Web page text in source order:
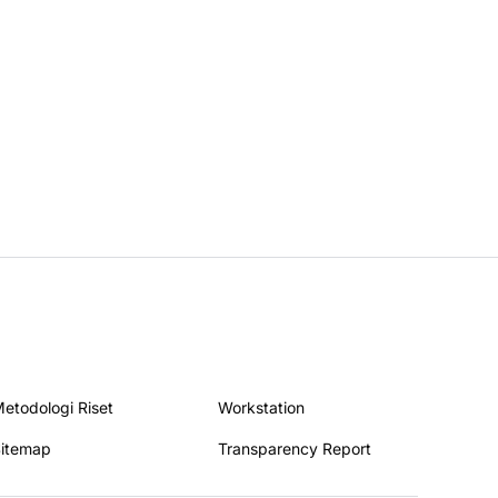
Riset Workstation
Transparency Report